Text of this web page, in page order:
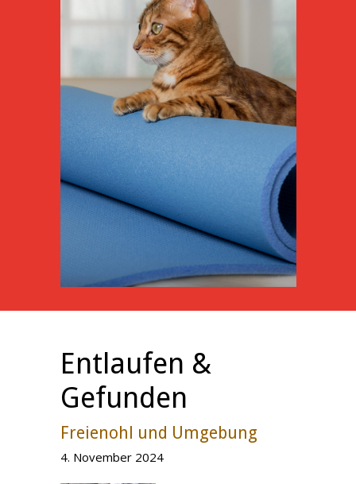
Entlaufen &
Gefunden
Freienohl und Umgebung
4. November 2024